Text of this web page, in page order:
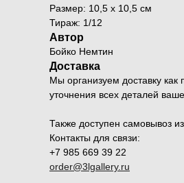
Размер: 10,5 х 10,5 см
Тираж: 1/12
Автор
Бойко Немтин
Доставка
Мы организуем доставку
уточнения всех деталей
Также доступен самовывоз
Контакты для связи:
+7 985 669 39 22
order@3lgallery.ru